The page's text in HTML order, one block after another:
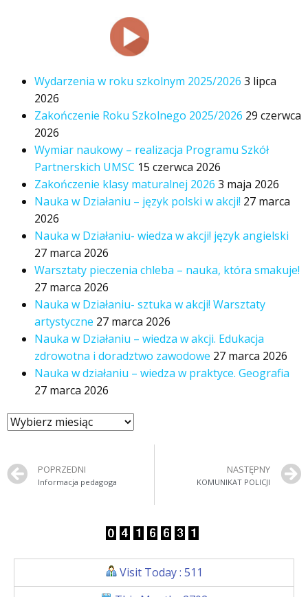
Wydarzenia w roku szkolnym 2025/2026 3 lipca
2026
Zakończenie Roku Szkolnego 2025/2026 29 czerwca
2026
Wymiar naukowy – realizacja Programu Szkół
Partnerskich UMSC 15 czerwca 2026
Zakończenie klasy maturalnej 2026 3 maja 2026
Nauka w Działaniu – język polski w akcji! 27 marca
2026
Nauka w Działaniu- wiedza w akcji! język angielski
27 marca 2026
Warsztaty pieczenia chleba – nauka, która smakuje!
27 marca 2026
Nauka w Działaniu- sztuka w akcji! Warsztaty
artystyczne 27 marca 2026
Nauka w Działaniu – wiedza w akcji. Edukacja
zdrowotna i doradztwo zawodowe 27 marca 2026
Nauka w działaniu – wiedza w praktyce. Geografia
27 marca 2026
POPRZEDNI
Informacja pedagoga
NASTĘPNY
KOMUNIKAT POLICJI
Visit Today : 511